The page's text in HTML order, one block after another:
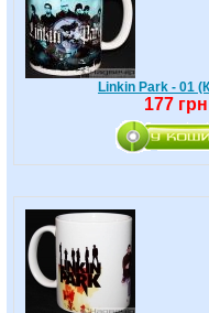
Linkin Park - 01
177 грн